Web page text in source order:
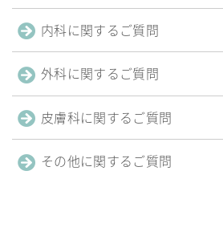
内科に関するご質問
外科に関するご質問
皮膚科に関するご質問
その他に関するご質問